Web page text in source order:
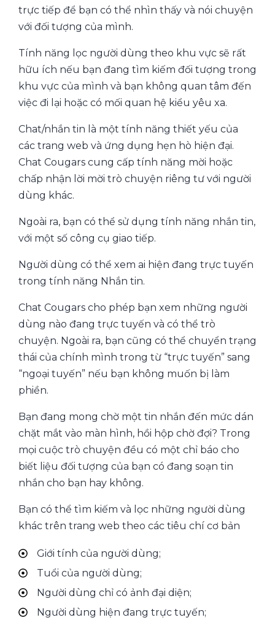
trực tiếp để bạn có thể nhìn thấy và nói chuyện
với đối tượng của mình.
Tính năng lọc người dùng theo khu vực sẽ rất
hữu ích nếu bạn đang tìm kiếm đối tượng trong
khu vực của mình và bạn không quan tâm đến
việc đi lại hoặc có mối quan hệ kiểu yêu xa.
Chat/nhắn tin là một tính năng thiết yếu của
các trang web và ứng dụng hẹn hò hiện đại.
Chat Cougars cung cấp tính năng mời hoặc
chấp nhận lời mời trò chuyện riêng tư với người
dùng khác.
Ngoài ra, bạn có thể sử dụng tính năng nhắn tin,
với một số công cụ giao tiếp.
Người dùng có thể xem ai hiện đang trực tuyến
trong tính năng Nhắn tin.
Chat Cougars cho phép bạn xem những người
dùng nào đang trực tuyến và có thể trò
chuyện. Ngoài ra, bạn cũng có thể chuyển trạng
thái của chính mình trong từ “trực tuyến” sang
“ngoại tuyến” nếu bạn không muốn bị làm
phiền.
Bạn đang mong chờ một tin nhắn đến mức dán
chặt mắt vào màn hình, hồi hộp chờ đợi? Trong
mọi cuộc trò chuyện đều có một chỉ báo cho
biết liệu đối tượng của bạn có đang soạn tin
nhắn cho bạn hay không.
Bạn có thể tìm kiếm và lọc những người dùng
khác trên trang web theo các tiêu chí cơ bản
Giới tính của người dùng;
Tuổi của người dùng;
Người dùng chỉ có ảnh đại diện;
Người dùng hiện đang trực tuyến;